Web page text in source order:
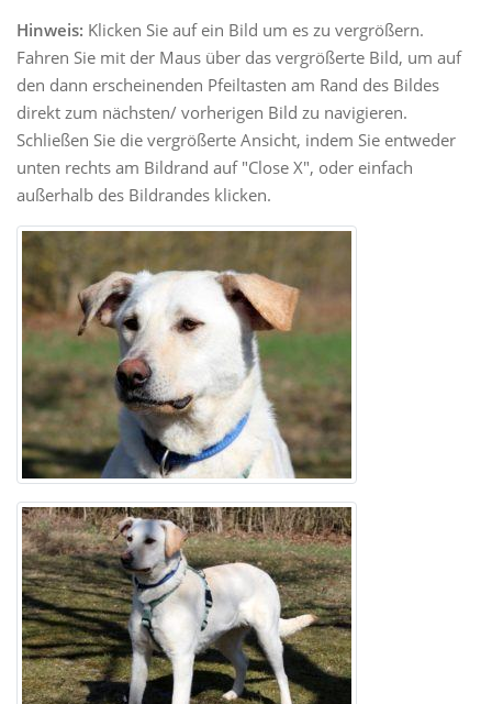
Hinweis: Klicken Sie auf ein Bild um es zu vergrößern.
Fahren Sie mit der Maus über das vergrößerte Bild, um auf
den dann erscheinenden Pfeiltasten am Rand des Bildes
direkt zum nächsten/ vorherigen Bild zu navigieren.
Schließen Sie die vergrößerte Ansicht, indem Sie entweder
unten rechts am Bildrand auf "Close X", oder einfach
außerhalb des Bildrandes klicken.